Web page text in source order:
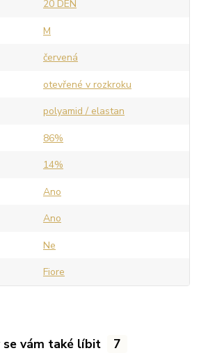
20 DEN
M
červená
otevřené v rozkroku
polyamid / elastan
86%
14%
Ano
Ano
Ne
Fiore
se vám také líbit 7